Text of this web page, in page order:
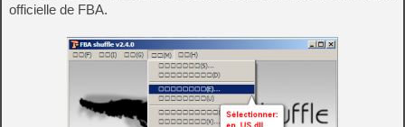
officielle de FBA.